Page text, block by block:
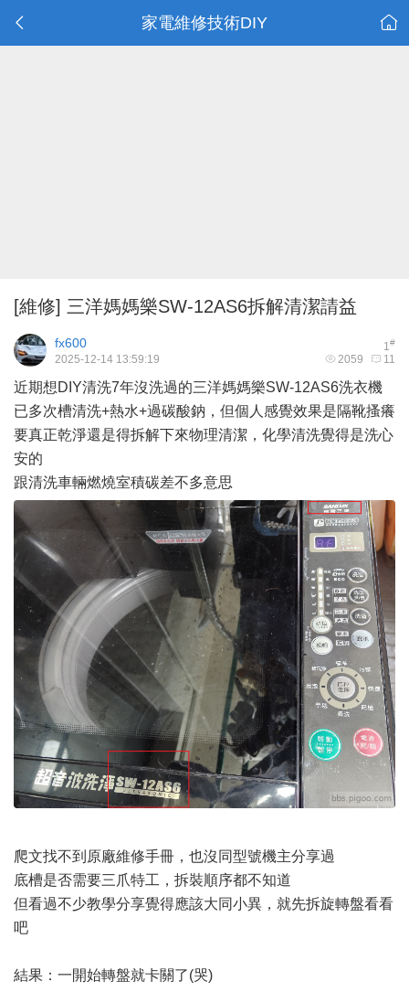
家電維修技術DIY
[維修] 三洋媽媽樂SW-12AS6拆解清潔請益
1#
fx600
2059 11
2025-12-14 13:59:19
近期想DIY清洗7年沒洗過的三洋媽媽樂SW-12AS6洗衣機
已多次槽清洗+熱水+過碳酸鈉，但個人感覺效果是隔靴搔癢
要真正乾淨還是得拆解下來物理清潔，化學清洗覺得是洗心
安的
跟清洗車輛燃燒室積碳差不多意思
爬文找不到原廠維修手冊，也沒同型號機主分享過
底槽是否需要三爪特工，拆裝順序都不知道
但看過不少教學分享覺得應該大同小異，就先拆旋轉盤看看
吧
結果：一開始轉盤就卡關了(哭)